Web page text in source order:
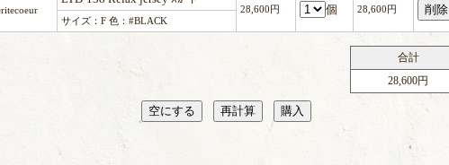
28,600円 個
28,600円
サイズ：F 色：#BLACK
合計
28,600円